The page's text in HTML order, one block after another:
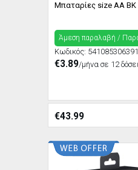
Μπαταρίες size AA BK
Άμεση παραλαβή /
Κωδικός:
€3.89/μήνα σε 12
€43.99